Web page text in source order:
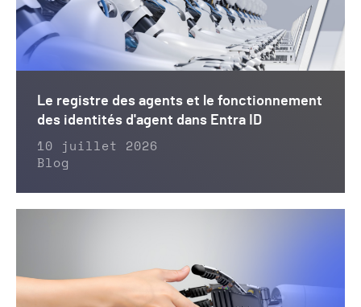
Le registre des agents et le fonctionnement
des identités d'agent dans Entra ID
10 juillet 2026
Blog